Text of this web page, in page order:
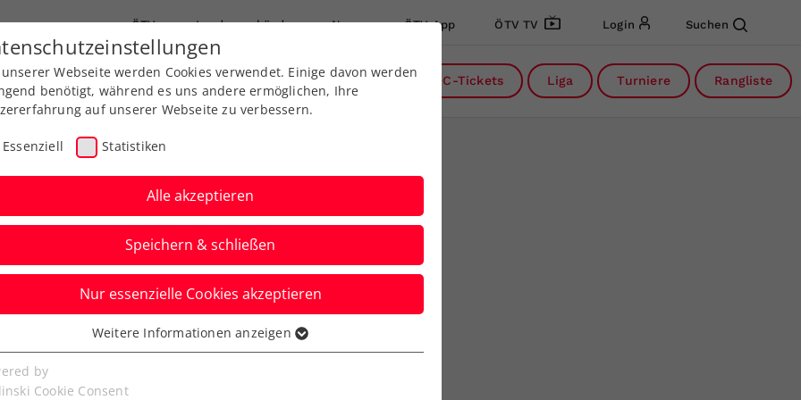
ÖTV Landesverbände News ÖTV App ÖTV TV Login Suchen
Ausbildungen Services Über uns DC-Tickets Liga Turniere Rangliste
Miedler schrammt in
vorbei
Webseite werden Cookies verwendet. Einige davon werden
benötigt, während es uns andere ermöglichen, Ihre
auf unserer Webseite zu verbessern.
Essenziell Statistiken
Alle akzeptieren
Speichern & schließen
Nur essenzielle Cookies akzeptieren
Cookies werden für grundlegende Funktionen der
benötigt. Dadurch ist gewährleistet, dass die Webseite
Weitere Informationen anzeigen
by
Cookie Consent